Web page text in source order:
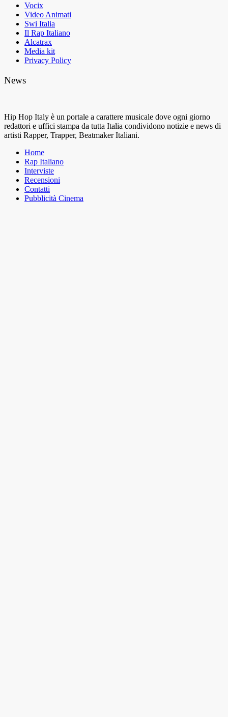
Vocix
Video Animati
Swi Italia
Il Rap Italiano
Alcatrax
Media kit
Privacy Policy
News
Hip Hop Italy è un portale a carattere musicale dove ogni giorno
redattori e uffici stampa da tutta Italia condividono notizie e news di
artisti Rapper, Trapper, Beatmaker Italiani.
Home
Rap Italiano
Interviste
Recensioni
Contatti
Pubblicità Cinema